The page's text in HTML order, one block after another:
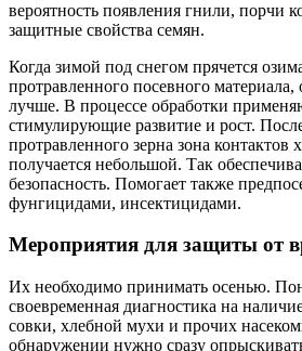
вероятность появления гнили, порчи
защитные свойства семян.
Когда зимой под снегом прячется
протравленного посевного материала,
лучше. В процессе обработки
стимулирующие развитие и рост.
протравленного зерна зона контактов
получается небольшой. Так
безопасность. Помогает также
фунгицидами, инсектицидами.
Мероприятия для защиты от
Их необходимо принимать осенью.
своевременная диагностика на
совки, хлебной мухи и прочих
обнаружении нужно сразу